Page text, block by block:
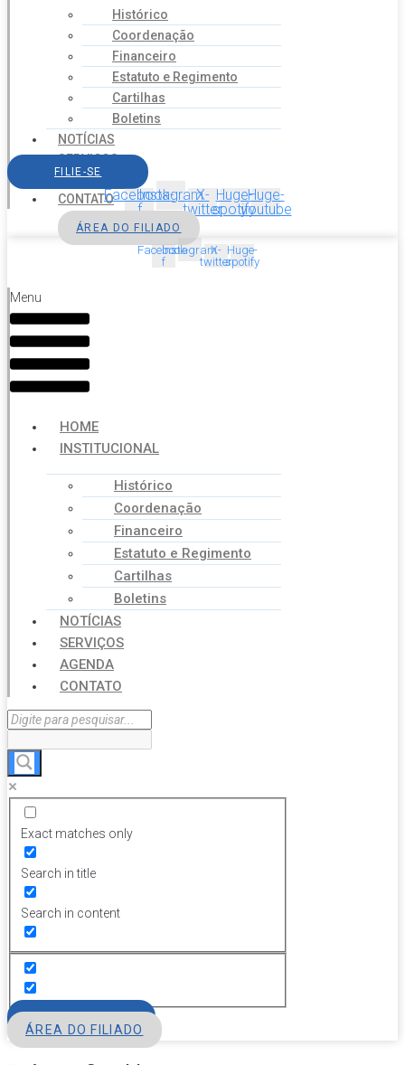
Histórico
Coordenação
Financeiro
Estatuto e Regimento
Cartilhas
Boletins
NOTÍCIAS
SERVIÇOS
AGENDA
CONTATO
FILIE-SE
Facebook-
f
InstagramX-
twitter
Huge-
spotify
Huge-
youtube
ÁREA DO FILIADO
Facebook-
f
InstagramX-
twitter
Huge-
spotify
Menu
HOME
INSTITUCIONAL
Histórico
Coordenação
Financeiro
Estatuto e Regimento
Cartilhas
Boletins
NOTÍCIAS
SERVIÇOS
AGENDA
CONTATO
Exact matches only
Search in title
Search in content
ÁREA DO FILIADO